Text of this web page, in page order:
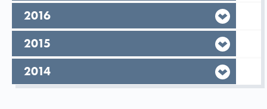
År,
2016
År,
2015
År,
2014